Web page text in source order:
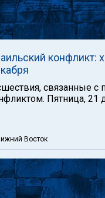
конфликт:
связанные с
Пятница, 21
Восток